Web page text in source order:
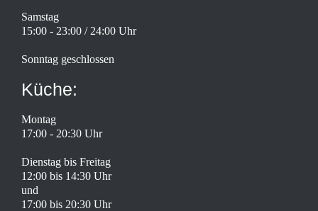
Samstag
15:00 - 23:00 / 24:00 Uhr
Sonntag geschlossen
Küche:
Montag
17:00 - 20:30 Uhr
Dienstag bis Freitag
12:00 bis 14:30 Uhr
und
17:00 bis 20:30 Uhr